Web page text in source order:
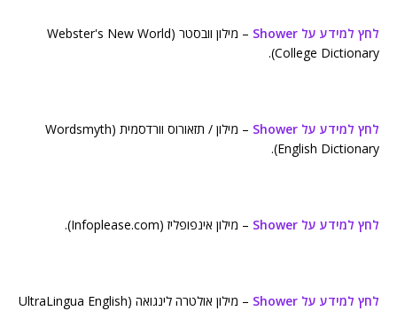
לחץ למידע על Shower
– מילון וובסטר (Webster's New World
College Dictionary).
לחץ למידע על Shower
– מילון / תזאורוס וורדסמית (Wordsmyth
English Dictionary).
לחץ למידע על Shower – מילון אינפופליז (Infoplease.com).
לחץ למידע על Shower
– מילון אולטרה לינגואה (UltraLingua English